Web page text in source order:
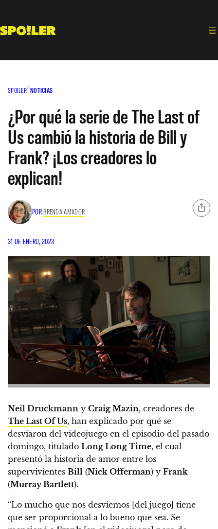
contenido
SPOILER NOTICIAS
¿Por qué la serie de The Last of
Us cambió la historia de Bill y
Frank? ¡Los creadores lo
explican!
POR BRENDA AMADOR
31 DE ENERO, 2023
Neil Druckmann y Craig Mazin, creadores de
The Last Of Us, han explicado por qué se
desviaron del videojuego en el episodio del pasado
domingo, titulado Long Long Time, el cual
presentó la historia de amor entre los
supervivientes Bill (Nick Offerman) y Frank
(Murray Bartlett).
“Lo mucho que nos desviemos [del juego] tiene
que ser proporcional a lo bueno que sea. Se